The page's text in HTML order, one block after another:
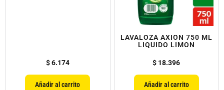
$6.174
Añadir al carrito
LAVALOZA AXION 750 ML
LIQUIDO LIMON
$ 18.396
Añadir al carrito